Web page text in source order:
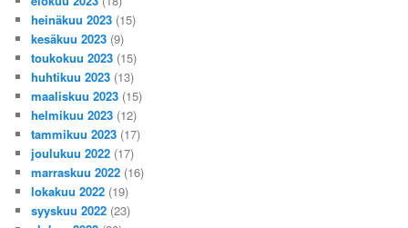
heinäkuu 2023 (15)
kesäkuu 2023 (9)
toukokuu 2023 (15)
huhtikuu 2023 (13)
maaliskuu 2023 (15)
helmikuu 2023 (12)
tammikuu 2023 (17)
joulukuu 2022 (17)
marraskuu 2022 (16)
lokakuu 2022 (19)
syyskuu 2022 (23)